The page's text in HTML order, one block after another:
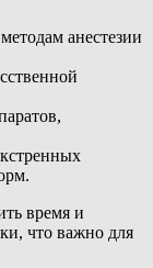
анестезии
время и
что важно для